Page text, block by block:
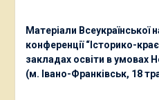
Матеріали Всеукраїнської
конференції “Історико-
закладах освіти в умовах
(м. Івано-Франківськ, 18